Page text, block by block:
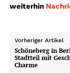
weiterhin
Vorheriger Artikel
Schöneberg in
Stadtteil mit
Charme